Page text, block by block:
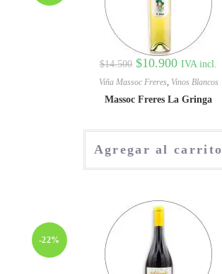
$14.500 $10.900 IVA incl.
Viña Massoc Freres, Vinos Blancos
Massoc Freres La Gringa
Agregar al carrito
-22%